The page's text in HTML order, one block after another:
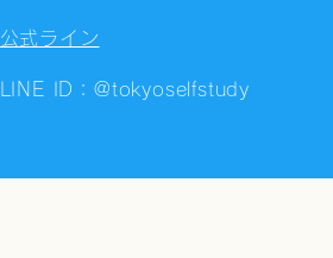
公式ライン
LINE ID：@tokyoselfstudy